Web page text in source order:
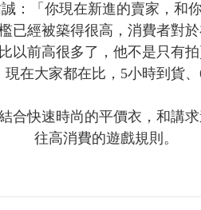
：「你現在新進的賣家，和
已經被築得很高，消費者對
以前高很多了，他不是只有
在大家都在比，5小時到貨、
合快速時尚的平價衣，和講
往高消費的遊戲規則。